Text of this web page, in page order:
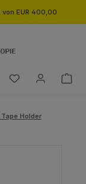
EUR 400,00
Du hast 0
Tape Holder